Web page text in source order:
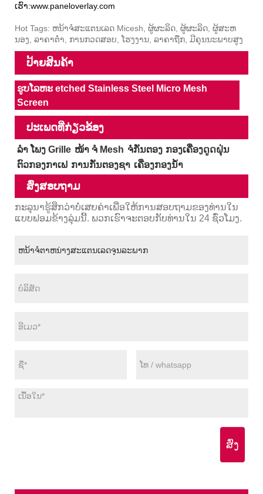
ເຮົາ:www.paneloverlay.com
Hot Tags: ຫນ້າຈໍສະແຕນເລດ Micesh, ຜູ້ຜະລິດ, ຜູ້ຜະລິດ, ຜູ້ສະຫ
ນອງ, ລາຄາຕໍ່າ, ການກວດສອບ, ໂຮງງານ, ລາຄາຖືກ, ມີຄຸນນະພາບສູງ
ປ້າຍສິນຄ້າ
ຮູບໂລຫະ etched Stainless Steel Micro Mesh
Screen
ປະເພດທີ່ກ່ຽວຂ້ອງ
ລຳ ໂພງ Grille ໜ້າ ຈໍ Mesh ຈໍກັ່ນຕອງ ກອງເຄື່ອງດູດຝຸ່ນ
ຕົວກອງກາເຟ ການກັ່ນຕອງຊາ ເຄື່ອງກອງນໍ້າ
ສົ່ງສອບຖາມ
ກະລຸນາຮູ້ສຶກວ່າບໍ່ເສຍຄ່າເພື່ອໃຫ້ການສອບຖາມຂອງທ່ານໃນ
ແບບຟອມຂ້າງລຸ່ມນີ້. ພວກເຮົາຈະຕອບກັບທ່ານໃນ 24 ຊົ່ວໂມງ.
ສົ່ງ